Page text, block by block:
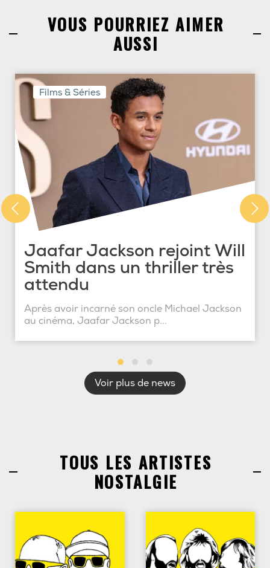
VOUS POURRIEZ AIMER
AUSSI
Films & Séries
Jaafar Jackson rejoint Will
Smith dans un thriller très
attendu
Après avoir incarné son oncle Michael Jackson
au cinéma, Jaafar Jackson p...
Voir plus de news
TOUS LES ARTISTES
NOSTALGIE